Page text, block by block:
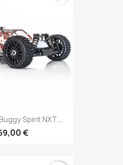
Spirit NXT...
€